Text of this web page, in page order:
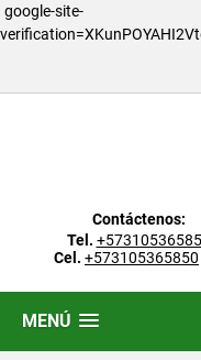
google-site-
Contáctenos:
Tel.
Cel. +573105365850
MENÚ